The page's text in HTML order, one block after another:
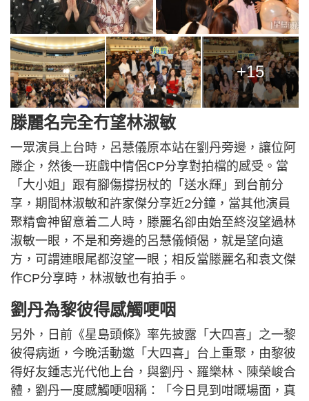
+15
滕麗名完全冇望林淑敏
一眾演員上台時，呂慧儀原本站在劉丹旁邊，讓位阿
滕企，然後一班戲中情侶CP分享對拍檔的感受。當
「大小姐」跟有腳傷撐拐杖的「送水輝」到台前分
享，期間林淑敏和許家傑分享近2分鐘，當其他演員
聚精會神留意着二人時，滕麗名卻由始至終沒望過林
淑敏一眼，不是和旁邊的呂慧儀傾偈，就是望向遠
方，可謂連眼尾都沒望一眼；相反當滕麗名和袁文傑
作CP分享時，林淑敏也有拍手。
劉丹為黎彼得感觸哽咽
另外，日前《星島頭條》率先披露「大四喜」之一黎
彼得病逝，今晚活動邀「大四喜」台上重聚，由黎彼
得好友鍾志光代他上台，與劉丹、羅樂林、陳榮峻合
體，劉丹一度感觸哽咽稱：「今日見到咁嘅場面，真